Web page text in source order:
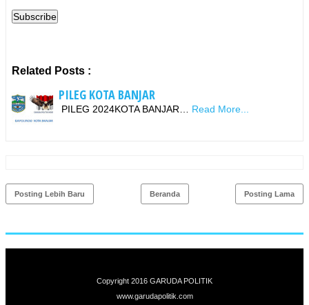
Related Posts :
PILEG KOTA BANJAR
PILEG 2024KOTA BANJAR… Read More...
Posting Lebih Baru Posting Lama
Beranda
Copyright 2016 GARUDA POLITIK
www.garudapolitik.com